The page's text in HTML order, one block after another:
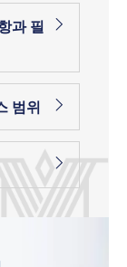
과 필
범위